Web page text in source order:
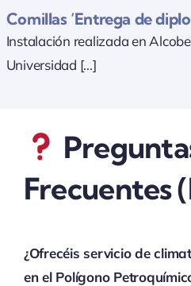
Comillas ‘Entrega de
Instalación realizada en
Universidad [...]
Frecuentes
¿Ofrecéis servicio de
en el Polígono